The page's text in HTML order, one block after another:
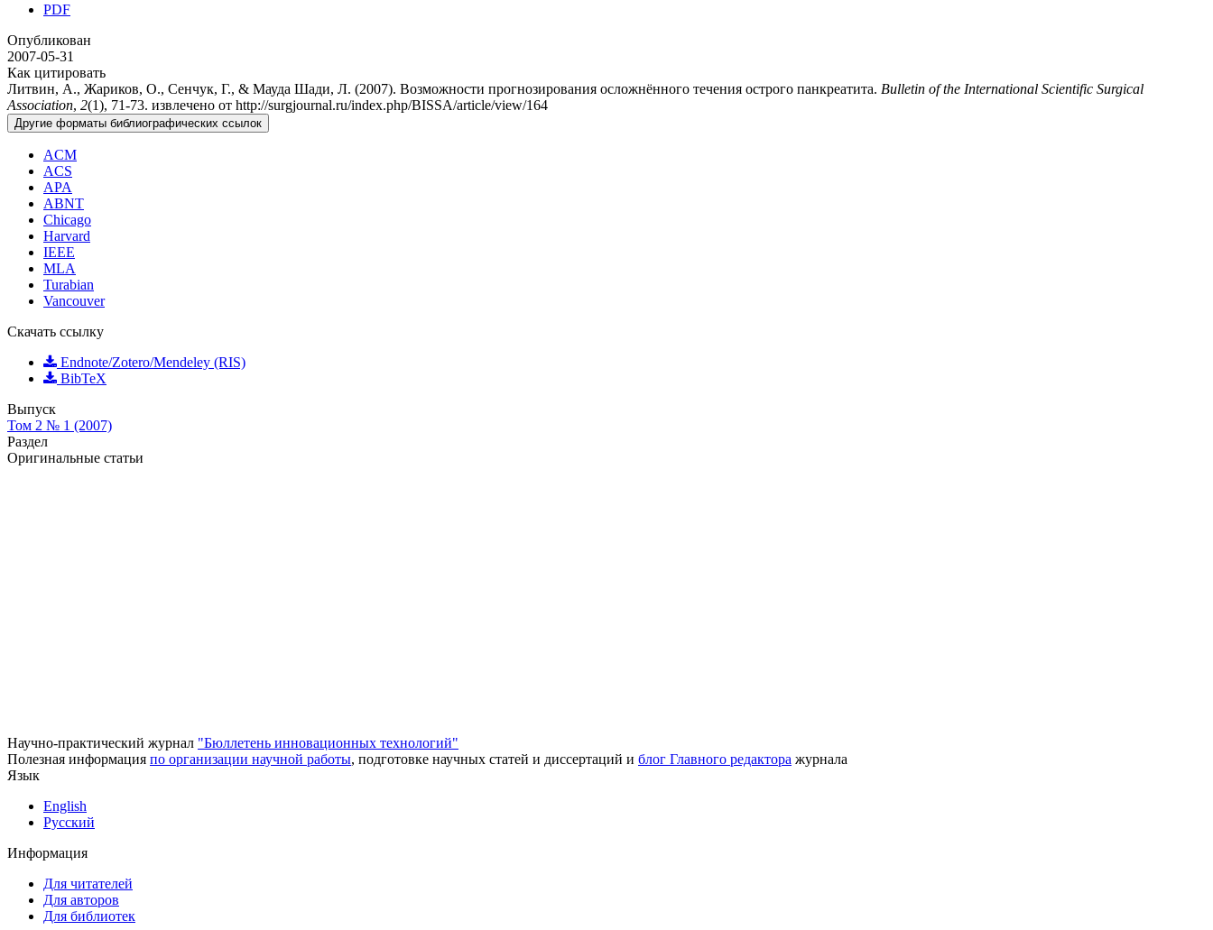
PDF
Опубликован
2007-05-31
Как цитировать
Литвин, А., Жариков, О., Сенчук, Г., & Мауда Шади, Л. (2007). Возможности прогнозирования осложнённого течения острого панкреатита. Bulletin of the International Scientific Surgical
Association, 2(1), 71-73. извлечено от http://surgjournal.ru/index.php/BISSA/article/view/164
Другие форматы библиографических ссылок
ACM
ACS
APA
ABNT
Chicago
Harvard
IEEE
MLA
Turabian
Vancouver
Скачать ссылку
Endnote/Zotero/Mendeley (RIS)
BibTeX
Выпуск
Том 2 № 1 (2007)
Раздел
Оригинальные статьи
Научно-практический журнал "Бюллетень инновационных технологий"
Полезная информация по организации научной работы, подготовке научных статей и диссертаций и блог Главного редактора журнала
Язык
English
Русский
Информация
Для читателей
Для авторов
Для библиотек